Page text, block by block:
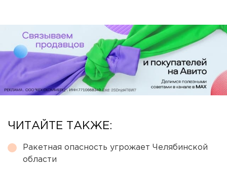
ЧИТАЙТЕ ТАКЖЕ:
Ракетная опасность угрожает Челябинской
области